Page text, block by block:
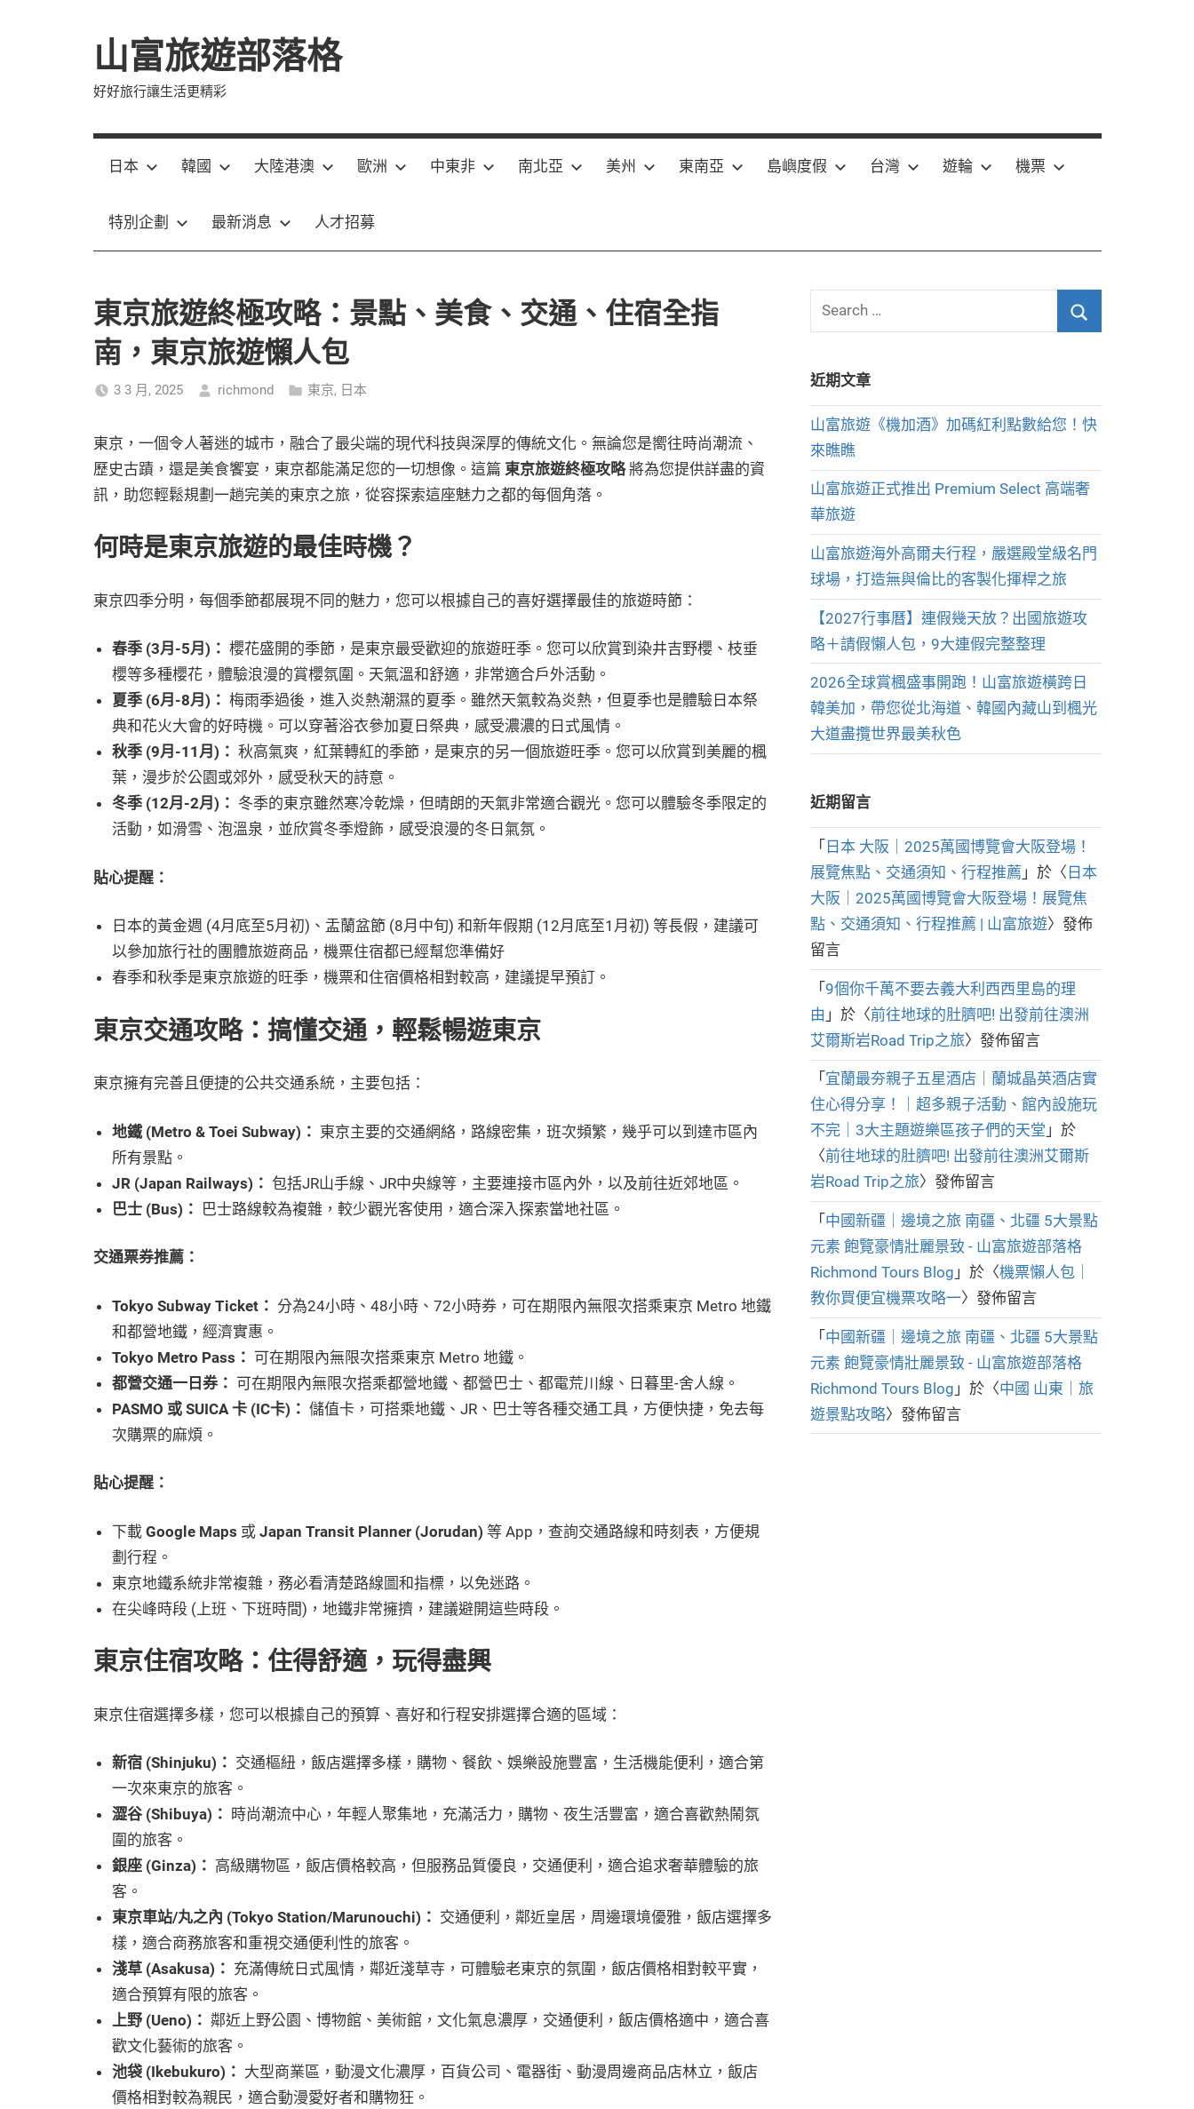
山富旅遊部落格
好好旅行讓生活更精彩
日本 韓國 大陸港澳 歐洲 中東非 南北亞 美州 東南亞 島嶼度假 台灣 遊輪 機票
特別企劃 最新消息 人才招募
東京旅遊終極攻略：景點、美食、交通、住宿全指
南，東京旅遊懶人包
3 3 月, 2025 richmond 東京, 日本
東京，一個令人著迷的城市，融合了最尖端的現代科技與深厚的傳統文化。無論您是嚮往時尚潮流、
歷史古蹟，還是美食饗宴，東京都能滿足您的一切想像。這篇 東京旅遊終極攻略將為您提供詳盡的資
訊，助您輕鬆規劃一趟完美的東京之旅，從容探索這座魅力之都的每個角落。
何時是東京旅遊的最佳時機？
東京四季分明，每個季節都展現不同的魅力，您可以根據自己的喜好選擇最佳的旅遊時節：
春季 (3月-5月)： 櫻花盛開的季節，是東京最受歡迎的旅遊旺季。您可以欣賞到染井吉野櫻、枝垂
櫻等多種櫻花，體驗浪漫的賞櫻氛圍。天氣溫和舒適，非常適合戶外活動。
夏季 (6月-8月)： 梅雨季過後，進入炎熱潮濕的夏季。雖然天氣較為炎熱，但夏季也是體驗日本祭
典和花火大會的好時機。可以穿著浴衣參加夏日祭典，感受濃濃的日式風情。
秋季 (9月-11月)： 秋高氣爽，紅葉轉紅的季節，是東京的另一個旅遊旺季。您可以欣賞到美麗的楓
葉，漫步於公園或郊外，感受秋天的詩意。
冬季 (12月-2月)： 冬季的東京雖然寒冷乾燥，但晴朗的天氣非常適合觀光。您可以體驗冬季限定的
活動，如滑雪、泡溫泉，並欣賞冬季燈飾，感受浪漫的冬日氣氛。
貼心提醒：
日本的黃金週 (4月底至5月初)、盂蘭盆節 (8月中旬) 和新年假期 (12月底至1月初) 等長假，建議可
以參加旅行社的團體旅遊商品，機票住宿都已經幫您準備好
春季和秋季是東京旅遊的旺季，機票和住宿價格相對較高，建議提早預訂。
東京交通攻略：搞懂交通，輕鬆暢遊東京
東京擁有完善且便捷的公共交通系統，主要包括：
地鐵 (Metro & Toei Subway)： 東京主要的交通網絡，路線密集，班次頻繁，幾乎可以到達市區內
所有景點。
JR (Japan Railways)： 包括JR山手線、JR中央線等，主要連接市區內外，以及前往近郊地區。
巴士 (Bus)：
巴士路線較為複雜，較少觀光客使用，適合深入探索當地社區。
交通票券推薦：
Tokyo Subway Ticket： 分為24小時、48小時、72小時券，可在期限內無限次搭乘東京 Metro 地鐵
和都營地鐵，經濟實惠。
Tokyo Metro Pass： 可在期限內無限次搭乘東京 Metro 地鐵。
都營交通一日券： 可在期限內無限次搭乘都營地鐵、都營巴士、都電荒川線、日暮里-舍人線。
PASMO 或 SUICA 卡 (IC卡)： 儲值卡，可搭乘地鐵、JR、巴士等各種交通工具，方便快捷，免去每
次購票的麻煩。
貼心提醒：
下載 Google Maps 或 Japan Transit Planner (Jorudan) 等 App，查詢交通路線和時刻表，方便規
劃行程。
東京地鐵系統非常複雜，務必看清楚路線圖和指標，以免迷路。
在尖峰時段 (上班、下班時間)，地鐵非常擁擠，建議避開這些時段。
東京住宿攻略：住得舒適，玩得盡興
東京住宿選擇多樣，您可以根據自己的預算、喜好和行程安排選擇合適的區域：
新宿 (Shinjuku)： 交通樞紐，飯店選擇多樣，購物、餐飲、娛樂設施豐富，生活機能便利，適合第
一次來東京的旅客。
澀谷 (Shibuya)： 時尚潮流中心，年輕人聚集地，充滿活力，購物、夜生活豐富，適合喜歡熱鬧氛
圍的旅客。
銀座 (Ginza)： 高級購物區，飯店價格較高，但服務品質優良，交通便利，適合追求奢華體驗的旅
客。
東京車站/丸之內 (Tokyo Station/Marunouchi)： 交通便利，鄰近皇居，周邊環境優雅，飯店選擇多
樣，適合商務旅客和重視交通便利性的旅客。
淺草 (Asakusa)： 充滿傳統日式風情，鄰近淺草寺，可體驗老東京的氛圍，飯店價格相對較平實，
適合預算有限的旅客。
上野 (Ueno)： 鄰近上野公園、博物館、美術館，文化氣息濃厚，交通便利，飯店價格適中，適合喜
歡文化藝術的旅客。
池袋 (Ikebukuro)： 大型商業區，動漫文化濃厚，百貨公司、電器街、動漫周邊商品店林立，飯店
價格相對較為親民，適合動漫愛好者和購物狂。
Search
近期文章
山富旅遊《機加酒》加碼紅利點數給您！快
來瞧瞧
山富旅遊正式推出 Premium Select 高端奢
華旅遊
山富旅遊海外高爾夫行程，嚴選殿堂級名門
球場，打造無與倫比的客製化揮桿之旅
【2027行事曆】連假幾天放？出國旅遊攻
略＋請假懶人包，9大連假完整整理
2026全球賞楓盛事開跑！山富旅遊橫跨日
韓美加，帶您從北海道、韓國內藏山到楓光
大道盡攬世界最美秋色
近期留言
「 日本 大阪｜2025萬國博覽會大阪登場！
展覽焦點、交通須知、行程推薦 」於〈 日本
大阪｜2025萬國博覽會大阪登場！展覽焦
點、交通須知、行程推薦 | 山富旅遊〉發佈
留言
「9個你千萬不要去義大利西西里島的理
由 」於〈前往地球的肚臍吧! 出發前往澳洲
艾爾斯岩Road Trip之旅〉發佈留言
「 宜蘭最夯親子五星酒店｜蘭城晶英酒店實
住心得分享！｜超多親子活動、館內設施玩
不完｜3大主題遊樂區孩子們的天堂 」於
〈前往地球的肚臍吧! 出發前往澳洲艾爾斯
岩Road Trip之旅〉發佈留言
「 中國新疆｜邊境之旅 南疆、北疆 5大景點
元素 飽覽豪情壯麗景致 - 山富旅遊部落格
Richmond Tours Blog 」於〈機票懶人包｜
教你買便宜機票攻略一〉發佈留言
「中國新疆｜邊境之旅 南疆、北疆 5大景點
元素 飽覽豪情壯麗景致 - 山富旅遊部落格
Richmond Tours Blog 」於〈中國 山東｜旅
遊景點攻略〉發佈留言